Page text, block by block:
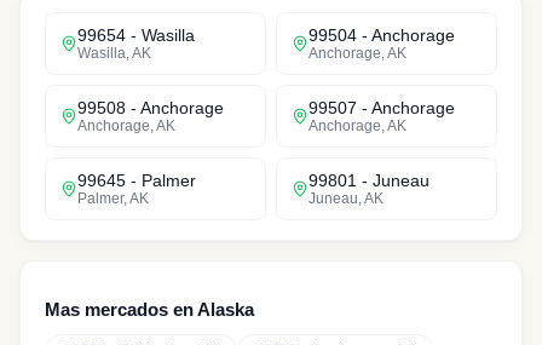
99654 - Wasilla
Wasilla AK
99504 - Anchorage
Anchorage AK
99508 - Anchorage
Anchorage AK
99507 - Anchorage
Anchorage AK
99645 - Palmer
Palmer, AK
99801 - Juneau
Juneau AK
Mas mercados enAlaska